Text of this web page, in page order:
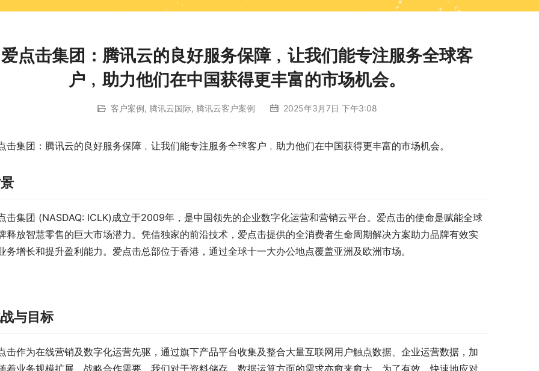
爱点击集团：腾讯云的良好服务保障﹐让我们能专注服务全球客
户﹐助力他们在中国获得更丰富的市场机会。
客户案例, 腾讯云国际, 腾讯云客户案例 2025年3月7日 下午3:08
击集团：腾讯云的良好服务保障﹐让我们能专注服务全球客户﹐助力他们在中国获得更丰富的市场机会。
00:00 / 07:40
击集团 (NASDAQ: ICLK)成立于2009年，是中国领先的企业数字化运营和营销云平台。爱点击的使命是赋能全球
释放智慧零售的巨大市场潜力。凭借独家的前沿技术，爱点击提供的全消费者生命周期解决方案助力品牌有效实
务增长和提升盈利能力。爱点击总部位于香港，通过全球十一大办公地点覆盖亚洲及欧洲市场。
与目标
击作为在线营销及数字化运营先驱，通过旗下产品平台收集及整合大量互联网用户触点数据、企业运营数据，加